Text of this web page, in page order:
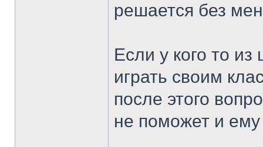
решается без
Если у кого то
играть своим
после этого
не поможет и ему